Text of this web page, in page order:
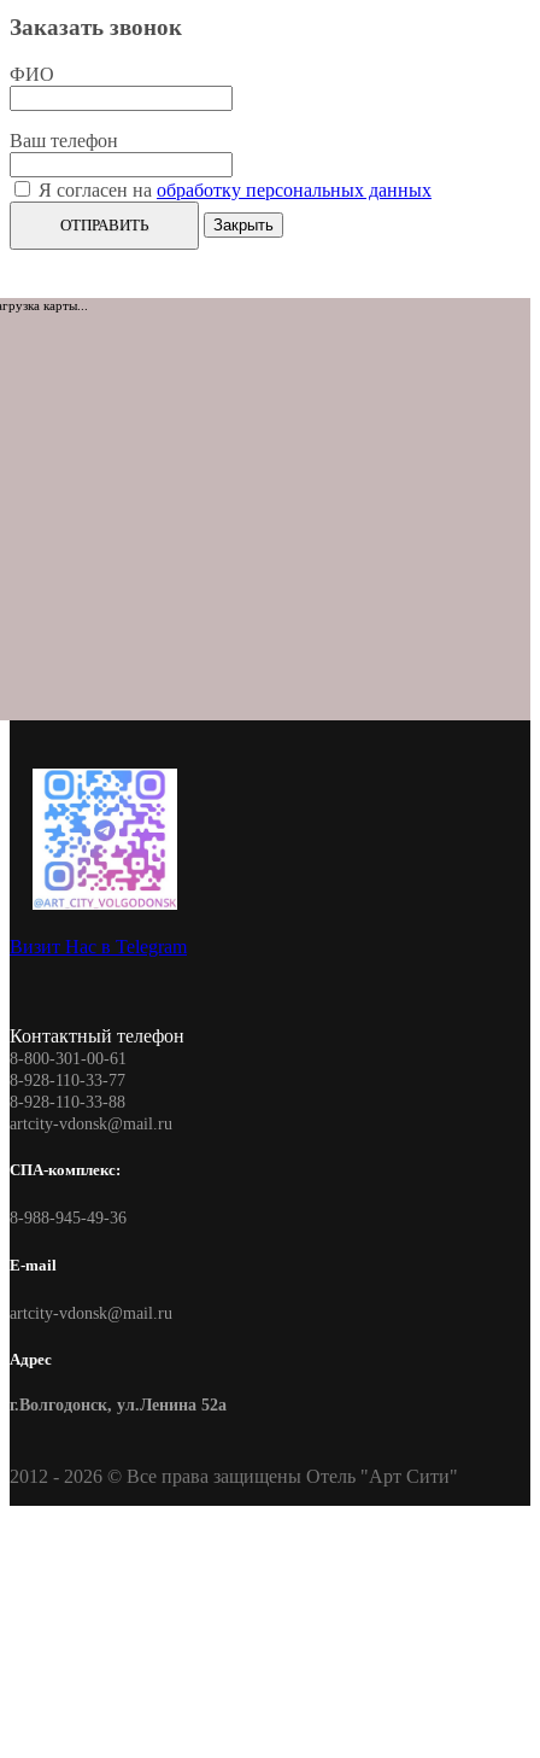
Заказать звонок
ФИО
Ваш телефон
Я согласен на обработку персональных данных
ОТПРАВИТЬ Закрыть
карты...
Визит Нас в Telegram
Контактный телефон
8-800-301-00-61
8-928-110-33-77
8-928-110-33-88
artcity-vdonsk@mail.ru
СПА-комплекс:
8-988-945-49-36
E-mail
artcity-vdonsk@mail.ru
Адрес
г.Волгодонск, ул.Ленина 52а
2012 - 2026 © Все права защищены Отель "Арт Сити"